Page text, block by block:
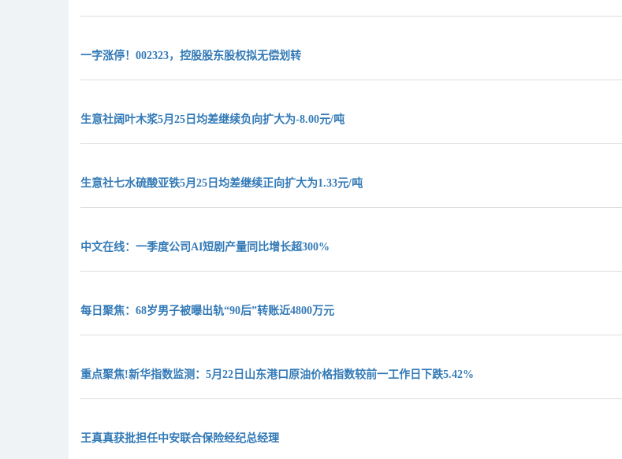
一字涨停！002323，控股股东股权拟无偿划转
生意社阔叶木浆5月25日均差继续负向扩大为-8.00元/吨
生意社七水硫酸亚铁5月25日均差继续正向扩大为1.33元/吨
中文在线：一季度公司AI短剧产量同比增长超300%
每日聚焦：68岁男子被曝出轨“90后”转账近4800万元
重点聚焦!新华指数监测：5月22日山东港口原油价格指数较前一工作日下跌5.42%
王真真获批担任中安联合保险经纪总经理